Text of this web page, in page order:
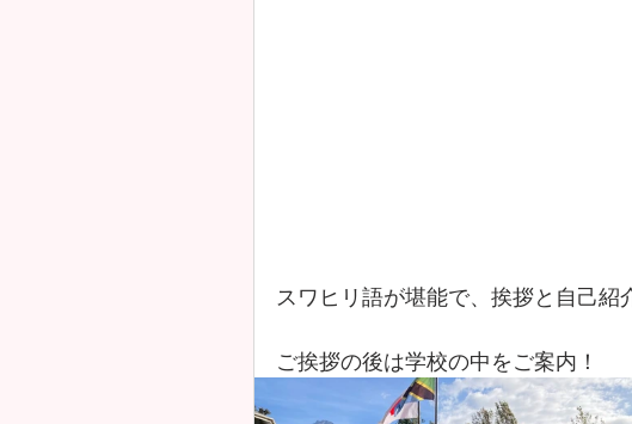
スワヒリ語が堪能で、挨拶と自己紹
ご挨拶の後は学校の中をご案内！